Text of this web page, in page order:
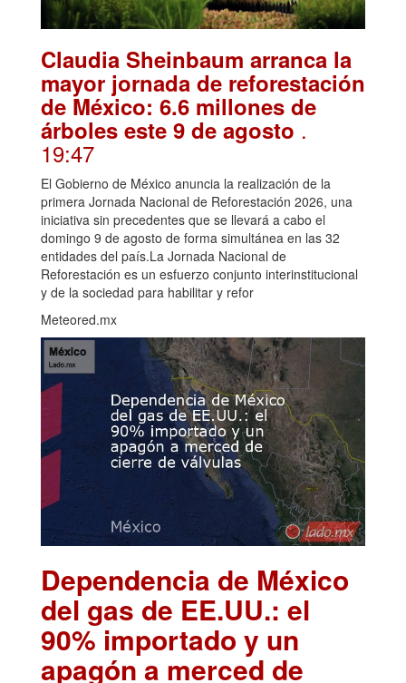
Claudia Sheinbaum arranca la
mayor jornada de reforestación
de México: 6.6 millones de
árboles este 9 de agosto .
19:47
El Gobierno de México anuncia la realización de la
primera Jornada Nacional de Reforestación 2026, una
iniciativa sin precedentes que se llevará a cabo el
domingo 9 de agosto de forma simultánea en las 32
entidades del país.La Jornada Nacional de
Reforestación es un esfuerzo conjunto interinstitucional
y de la sociedad para habilitar y refor
Meteored.mx
Dependencia de México
del gas de EE.UU.: el
90% importado y un
apagón a merced de